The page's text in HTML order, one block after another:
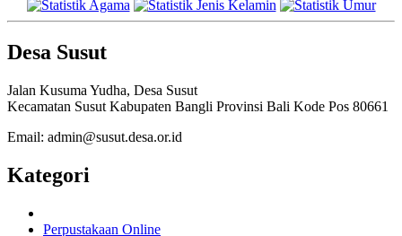
Desa Susut
Jalan Kusuma Yudha, Desa Susut
Kecamatan Susut Kabupaten Bangli Provinsi Bali Kode Pos 80661
Email: admin@susut.desa.or.id
Kategori
Perpustakaan Online